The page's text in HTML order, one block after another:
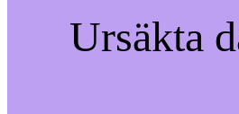
Ursäkta